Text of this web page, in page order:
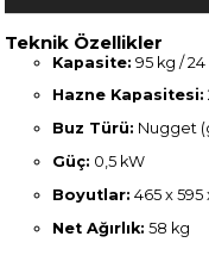
Teknik Özellikler
Kapasite: 95 kg / 24
Hazne Kapasitesi:
Buz Türü: Nugget
Güç: 0,5 kW
Boyutlar: 465 x
Net Ağırlık: 58 kg